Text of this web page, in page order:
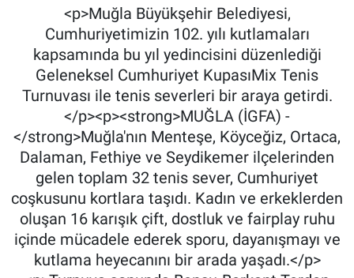
<p>Muğla Büyükşehir Belediyesi,
Cumhuriyetimizin 102. yılı kutlamaları
kapsamında bu yıl yedincisini düzenlediği
Geleneksel Cumhuriyet KupasıMix Tenis
Turnuvası ile tenis severleri bir araya getirdi.
</p><p><strong>MUĞLA (İGFA) -
</strong>Muğla'nın Menteşe, Köyceğiz, Ortaca,
Dalaman, Fethiye ve Seydikemer ilçelerinden
gelen toplam 32 tenis sever, Cumhuriyet
coşkusunu kortlara taşıdı. Kadın ve erkeklerden
oluşan 16 karışık çift, dostluk ve fairplay ruhu
içinde mücadele ederek sporu, dayanışmayı ve
kutlama heyecanını bir arada yaşadı.</p>
EKONOMİ
SAĞLIK
ASTROLOJİ
BLOG
Tüm Manşetler
Son Dakika Haberleri
Haber Arşivi